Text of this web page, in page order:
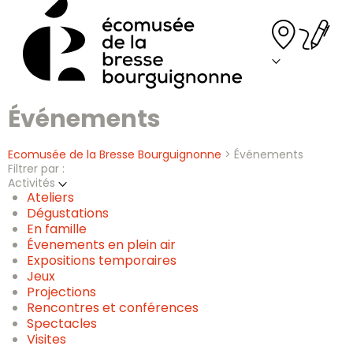
content
Événements
Ecomusée de la Bresse Bourguignonne > Événements
Filtrer par :
Activités
Ateliers
Dégustations
En famille
Évenements en plein air
Expositions temporaires
Jeux
Projections
Rencontres et conférences
Spectacles
Visites